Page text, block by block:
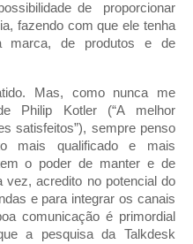
de  proporcionar
fazendo com que ele tenha
marca, de produtos e de
Mas, como nunca me
Philip Kotler (“A melhor
satisfeitos”), sempre penso
mais qualificado e mais
o poder de manter e de
acredito no potencial do
e para integrar os canais
comunicação é primordial
a pesquisa da Talkdesk